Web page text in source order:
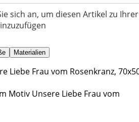
sich an, um diesen Artikel zu Ihrer
Materialien
Liebe Frau vom Rosenkranz,
Motiv Unsere Liebe Frau vom